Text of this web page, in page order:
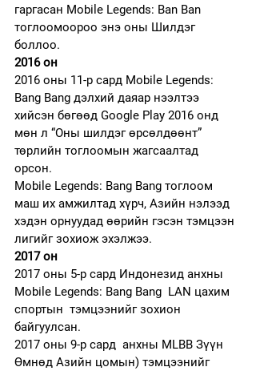
гаргасан Mobile Legends: Ban Ban
тоглоомоороо энэ оны Шилдэг
боллоо.
2016 он
2016 оны 11-р сард Mobile Legends:
Bang Bang дэлхий даяар нээлтээ
хийсэн бөгөөд Google Play 2016 онд
мөн л “Оны шилдэг өрсөлдөөнт”
төрлийн тоглоомын жагсаалтад
орсон.
Mobile Legends: Bang Bang тоглоом
маш их амжилтад хүрч, Азийн нэлээд
хэдэн орнуудад өөрийн гэсэн тэмцээн
лигийг зохиож эхэлжээ.
2017 он
2017 оны 5-р сард Индонезид анхны
Mobile Legends: Bang Bang  LAN цахим
спортын  тэмцээнийг зохион
байгуулсан.
2017 оны 9-р сард  анхны MLBB Зүүн
Өмнөд Азийн цомын) тэмцээнийг